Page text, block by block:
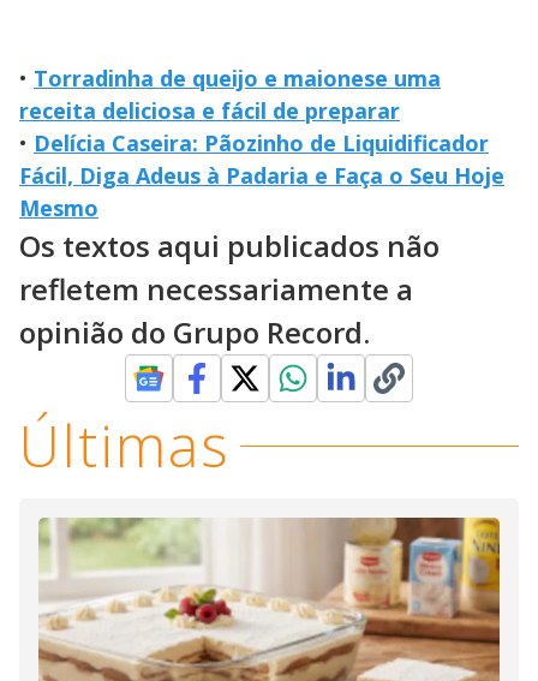
• Torradinha de queijo e maionese uma
receita deliciosa e fácil de preparar
• Delícia Caseira: Pãozinho de Liquidificador
Fácil, Diga Adeus à Padaria e Faça o Seu Hoje
Mesmo
Os textos aqui publicados não
refletem necessariamente a
opinião do Grupo Record.
Últimas